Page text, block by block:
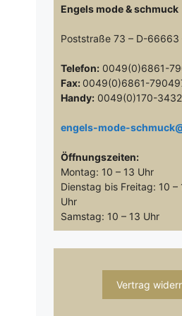
Engels mode & schmuck
Poststraße 73 – D-66663
Telefon: 0049(0)6861-
Fax: 0049(0)6861-
Handy: 0049(0)170-
engels-mode-
Öffnungszeiten:
Montag: 10 – 13 Uhr
Dienstag bis Freitag: 10 –
Uhr
Samstag: 10 – 13 Uhr
Vertrag